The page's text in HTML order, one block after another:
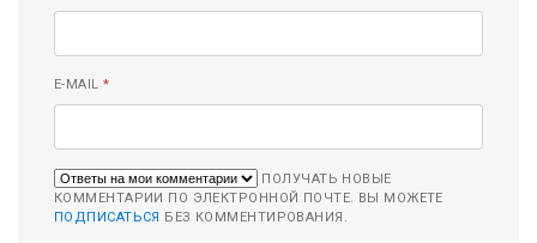
E-MAIL*
ПОЛУЧАТЬ НОВЫЕ
КОММЕНТАРИИ ПО ЭЛЕКТРОННОЙ ПОЧТЕ. ВЫ МОЖЕТЕ
ПОДПИСАТЬСЯ БЕЗ КОММЕНТИРОВАНИЯ.